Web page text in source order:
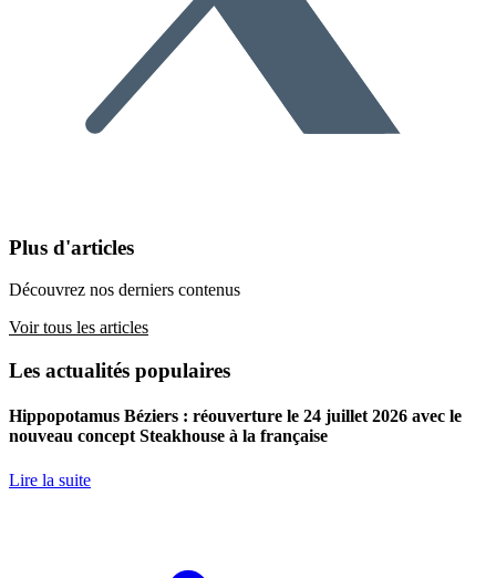
Plus d'articles
Découvrez nos derniers contenus
Voir tous les articles
Les actualités populaires
Hippopotamus Béziers : réouverture le 24 juillet 2026 avec le
nouveau concept Steakhouse à la française
Lire la suite